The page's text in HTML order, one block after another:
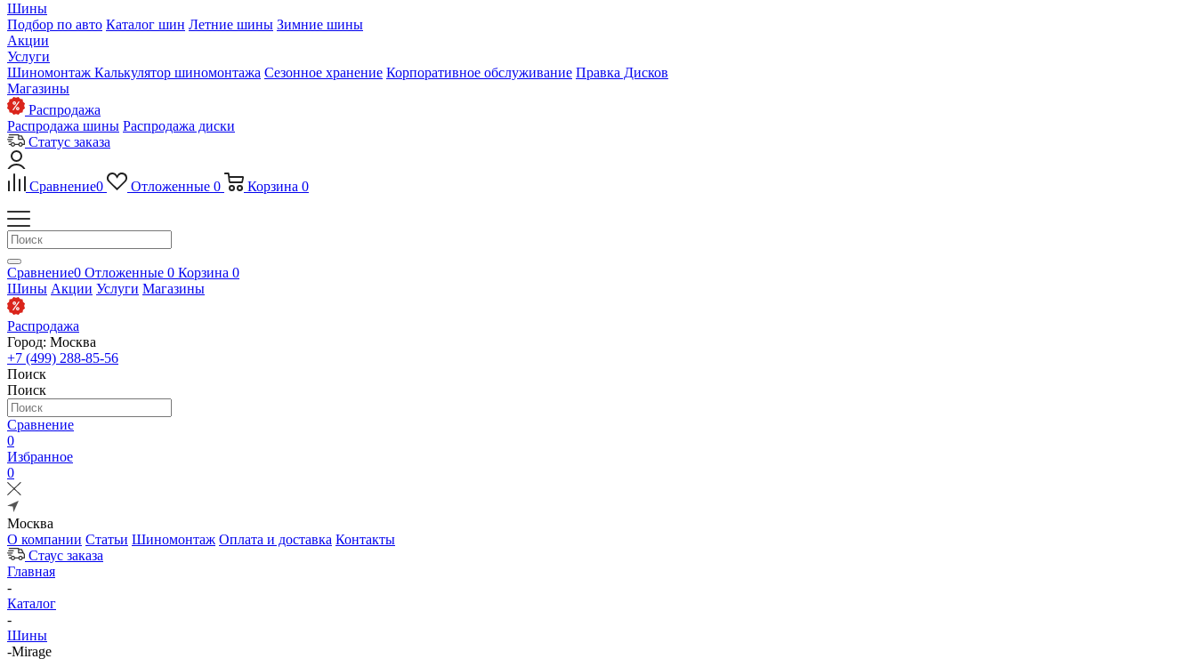
Шины
Подбор по авто Каталог шин Летние шины Зимние шины
Акции
Услуги
Шиномонтаж Калькулятор шиномонтажа Сезонное хранение Корпоративное обслуживание Правка Дисков
Магазины
Распродажа
Распродажа шины Распродажа диски
Статус заказа
Сравнение0 Отложенные 0 Корзина 0
Сравнение0 Отложенные 0 Корзина 0
Шины Акции Услуги Магазины
Распродажа
Город: Москва
+7 (499) 288-85-56
Поиск
Поиск
Сравнение
0
Избранное
0
Москва
О компании Статьи Шиномонтаж Оплата и доставка Контакты
Стаус заказа
Главная
-
Каталог
-
Шины
-Mirage